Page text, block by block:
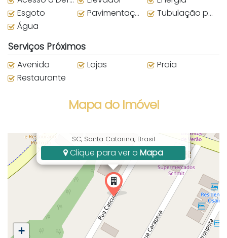
Esgoto
Pavimentação
Tubulação para água quente
Água
Serviços Próximos
Avenida Lojas
Praia
Restaurante
Mapa do Imóvel
SC, Santa Catarina, Brasil
Clique para ver o Mapa
+